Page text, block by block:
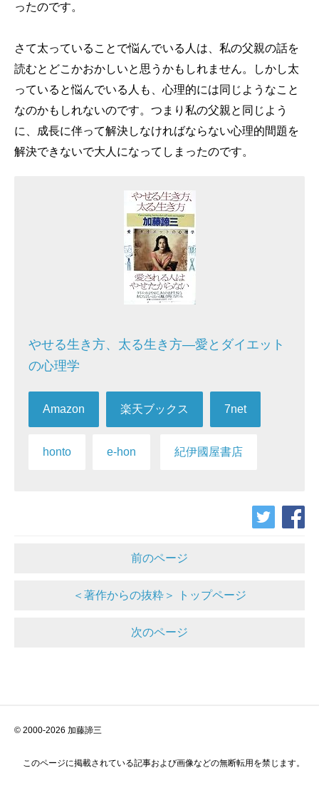
ったのです。
さて太っていることで悩んでいる人は、私の父親の話を
読むとどこかおかしいと思うかもしれません。しかし太
っていると悩んでいる人も、心理的には同じようなこと
なのかもしれないのです。つまり私の父親と同じよう
に、成長に伴って解決しなければならない心理的間題を
解決できないで大人になってしまったのです。
やせる生き方、太る生き方―愛とダイエット
の心理学
Amazon 楽天ブックス 7net
honto e-hon 紀伊國屋書店
前のページ
＜著作からの抜粋＞ トップページ
次のページ
© 2000-2026 加藤諦三
このページに掲載されている記事および画像などの無断転用を禁じます。